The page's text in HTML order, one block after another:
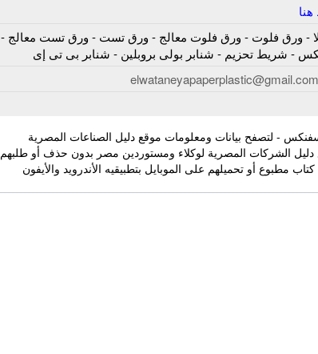
- ورق فلوت - ورق فلوت معالج - ورق تست - ورق تست معالج -
- شريط تحزيم - شنابر بولى بروبلين - شنابر بى تى إى
elwataneyapaperplastic@gmail.com
- لتصفح بيانات ومعلومات موقع دليل الصناعات المصرية
الشركات المصرية لوكلاء ومستوردين مصر بدون حذف أو طلبهم
مطبوع أو تحميلهم على الموبايل بتطبيقيه الأندرويد والأيفون